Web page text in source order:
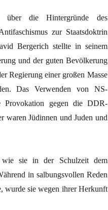
über die Hintergründe des
zur Staatsdoktrin
Bergerich stellte in seinem
und der guten Bevölkerung
Regierung einer großen Masse
Das Verwenden von NS-
Provokation gegen die DDR-
waren Jüdinnen und Juden und
wie sie in der Schulzeit dem
in salbungsvollen Reden
wurde sie wegen ihrer Herkunft